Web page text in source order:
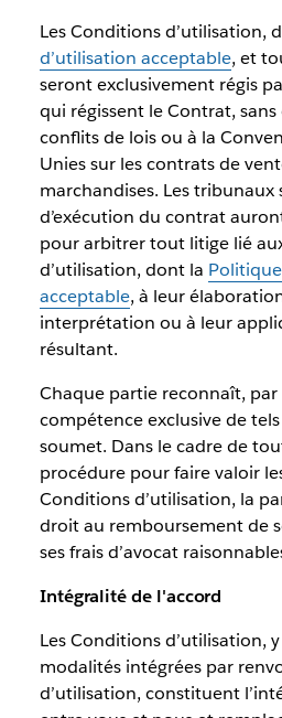
Les Conditions d’utilisation,
d’utilisation acceptable, et
seront exclusivement régis
qui régissent le Contrat,
conflits de lois ou à la
Unies sur les contrats de
marchandises. Les tribunaux
d’exécution du contrat
pour arbitrer tout litige lié
d’utilisation, dont la
acceptable, à leur
interprétation ou à leur
résultant.
Chaque partie reconnaît, par
compétence exclusive de
soumet. Dans le cadre de
procédure pour faire valoir
Conditions d’utilisation, la
droit au remboursement de
ses frais d’avocat
Intégralité de l'accord
Les Conditions d’utilisation,
modalités intégrées par
d’utilisation, constituent